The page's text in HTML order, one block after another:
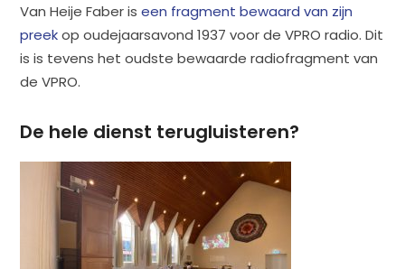
Van Heije Faber iseen fragment bewaard van zijn
preekop oudejaarsavond 1937 voor de VPRO radio. Dit
is is tevens het oudste bewaarde radiofragment van
de VPRO.
De hele dienst terugluisteren?